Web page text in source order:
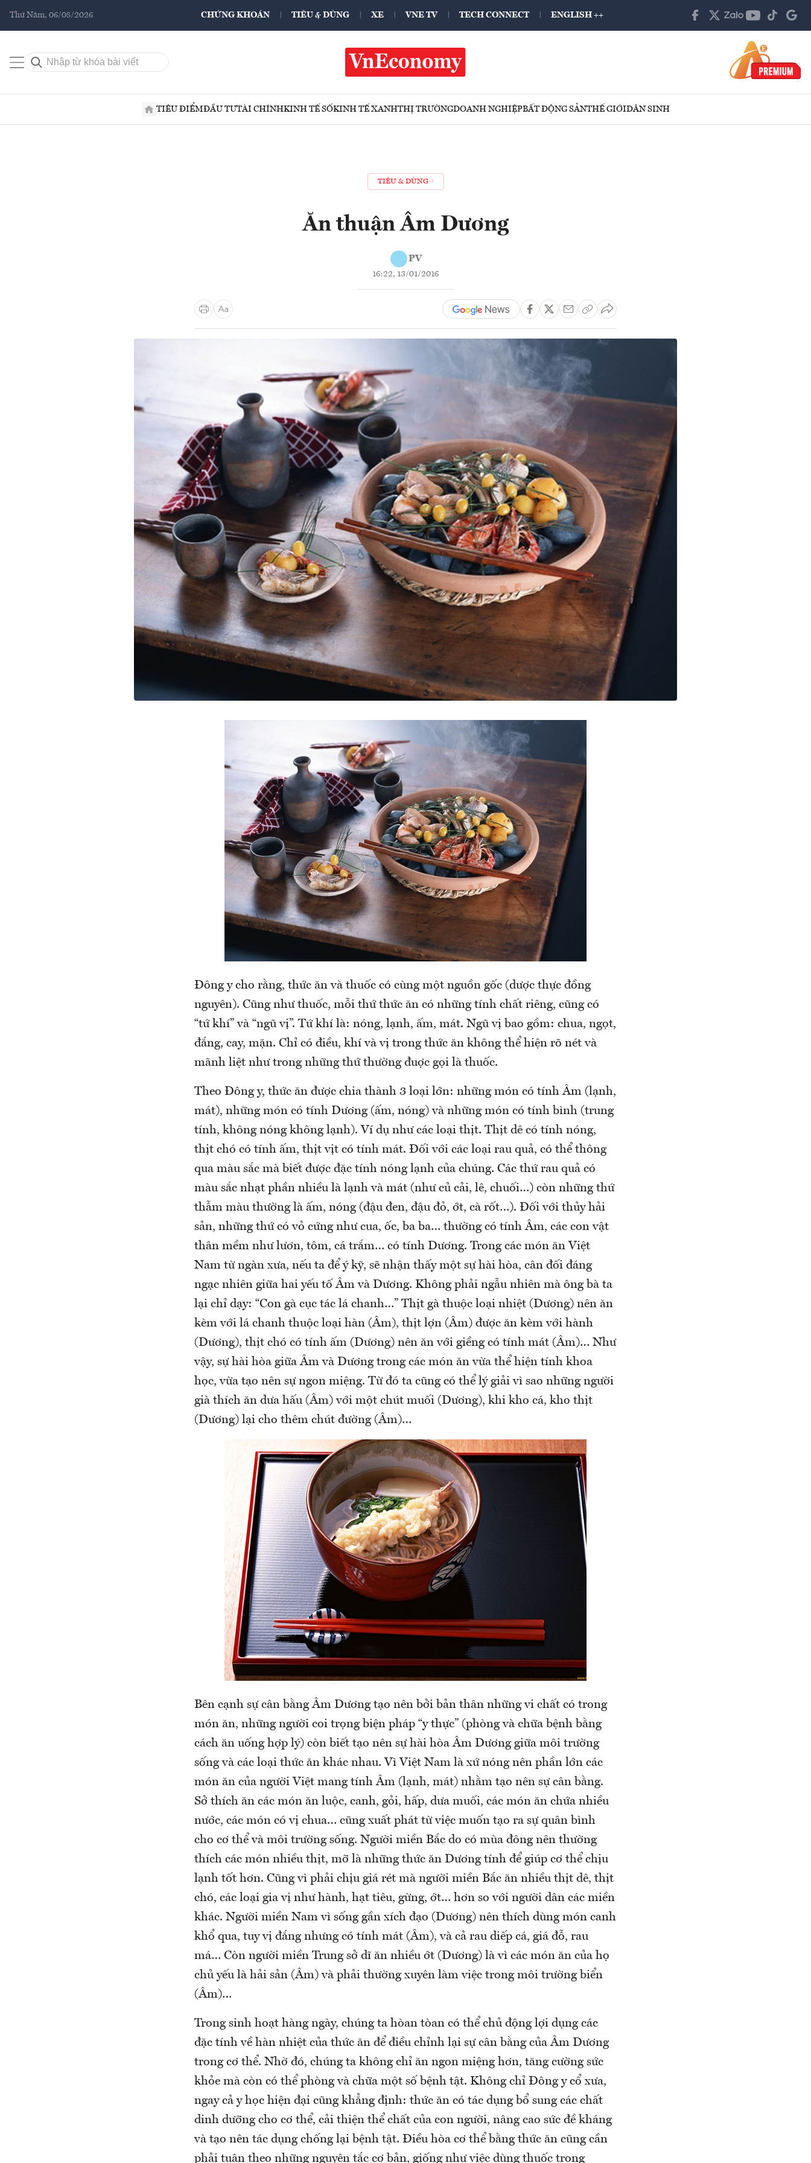
Thứ Năm, 06/08/2026 CHỨNG KHOÁN TIÊU & DÙNG XE VNE TV TECH CONNECT ENGLISH ++
TIÊU ĐIỂMĐẦU TƯTÀI CHÍNHKINH TẾ SỐKINH TẾ XANHTHỊ TRƯỜNGDOANH NGHIỆPBẤT ĐỘNG SẢNTHẾ GIỚIDÂN SINH
TIÊU & DÙNG
Ăn thuận Âm Dương
PV
16:22, 13/01/2016
Đông y cho rằng, thức ăn và thuốc có cùng một nguồn gốc (dược thực đồng
nguyên). Cũng như thuốc, mỗi thứ thức ăn có những tính chất riêng, cũng có
“tứ khí” và “ngũ vị”. Tứ khí là: nóng, lạnh, ấm, mát. Ngũ vị bao gồm: chua, ngọt,
đắng, cay, mặn. Chỉ có điều, khí và vị trong thức ăn không thể hiện rõ nét và
mãnh liệt như trong những thứ thường đuợc gọi là thuốc.
Theo Đông y, thức ăn được chia thành 3 loại lớn: những món có tính Âm (lạnh,
mát), những món có tính Dương (ấm, nóng) và những món có tính bình (trung
tính, không nóng không lạnh). Ví dụ như các loại thịt. Thịt dê có tính nóng,
thịt chó có tính ấm, thịt vịt có tính mát. Đối với các loại rau quả, có thể thông
qua màu sắc mà biết được đặc tính nóng lạnh của chúng. Các thứ rau quả có
màu sắc nhạt phần nhiều là lạnh và mát (như củ cải, lê, chuối…) còn những thứ
thẫm màu thường là ấm, nóng (đậu đen, đậu đỏ, ớt, cà rốt…). Đối với thủy hải
sản, những thứ có vỏ cứng như cua, ốc, ba ba… thường có tính Âm, các con vật
thân mềm như lươn, tôm, cá trắm… có tính Dương. Trong các món ăn Việt
Nam từ ngàn xưa, nếu ta để ý kỹ, sẽ nhận thấy một sự hài hòa, cân đối đáng
ngạc nhiên giữa hai yếu tố Âm và Dương. Không phải ngẫu nhiên mà ông bà ta
lại chỉ dạy: “Con gà cục tác lá chanh…” Thịt gà thuộc loại nhiệt (Dương) nên ăn
kèm với lá chanh thuộc loại hàn (Âm), thịt lợn (Âm) được ăn kèm với hành
(Dương), thịt chó có tính ấm (Dương) nên ăn với giềng có tính mát (Âm)… Như
vậy, sự hài hòa giữa Âm và Dương trong các món ăn vừa thể hiện tính khoa
học, vừa tạo nên sự ngon miệng. Từ đó ta cũng có thể lý giải vì sao những người
già thích ăn dưa hấu (Âm) với một chút muối (Dương), khi kho cá, kho thịt
(Dương) lại cho thêm chút đường (Âm)…
Bên cạnh sự cân bằng Âm Dương tạo nên bởi bản thân những vi chất có trong
món ăn, những người coi trọng biện pháp “y thực” (phòng và chữa bệnh bằng
cách ăn uống hợp lý) còn biết tạo nên sự hài hòa Âm Dương giữa môi trường
sống và các loại thức ăn khác nhau. Vì Việt Nam là xứ nóng nên phần lớn các
món ăn của người Việt mang tính Âm (lạnh, mát) nhằm tạo nên sự cân bằng.
Sở thích ăn các món ăn luộc, canh, gỏi, hấp, dưa muối, các món ăn chứa nhiều
nước, các món có vị chua… cũng xuất phát từ việc muốn tạo ra sự quân bình
cho cơ thể và môi trường sống. Người miền Bắc do có mùa đông nên thường
thích các món nhiều thịt, mỡ là những thức ăn Dương tính để giúp cơ thể chịu
lạnh tốt hơn. Cũng vì phải chịu giá rét mà người miền Bắc ăn nhiều thịt dê, thịt
chó, các loại gia vị như hành, hạt tiêu, gừng, ớt… hơn so với người dân các miền
khác. Người miền Nam vì sống gần xích đạo (Dương) nên thích dùng món canh
khổ qua, tuy vị đắng nhưng có tính mát (Âm), và cả rau diếp cá, giá đỗ, rau
má… Còn người miền Trung sở dĩ ăn nhiều ớt (Dương) là vì các món ăn của họ
chủ yếu là hải sản (Âm) và phải thường xuyên làm việc trong môi trường biển
(Âm)…
Trong sinh hoạt hàng ngày, chúng ta hòan tòan có thể chủ động lợi dụng các
đặc tính về hàn nhiệt của thức ăn để điều chỉnh lại sự cân bằng của Âm Dương
trong cơ thể. Nhờ đó, chúng ta không chỉ ăn ngon miệng hơn, tăng cường sức
khỏe mà còn có thể phòng và chữa một số bệnh tật. Không chỉ Đông y cổ xưa,
ngay cả y học hiện đại cũng khẳng định: thức ăn có tác dụng bổ sung các chất
dinh dưỡng cho cơ thể, cải thiện thể chất của con người, nâng cao sức đề kháng
và tạo nên tác dụng chống lại bệnh tật. Điều hòa cơ thể bằng thức ăn cũng cần
phải tuân theo những nguyên tắc cơ bản, giống như việc dùng thuốc trong